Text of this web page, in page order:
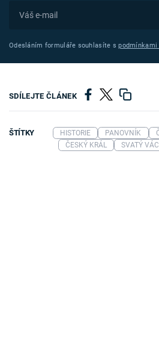
Odesláním formuláře souhlasíte spodmínkami
SDÍLEJTE ČLÁNEK
ŠTÍTKY HISTORIE PANOVNÍK
ČESKÝ KRÁL
SVATÝ